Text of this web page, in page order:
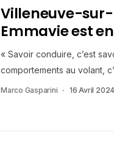
Villeneuve-sur-
Emmavie est
« Savoir conduire, c’est
comportements au volant,
Marco Gasparini 16 Avril 2024